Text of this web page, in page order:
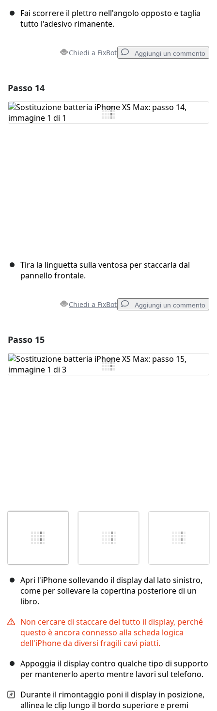
Fai scorrere il plettro nell'angolo opposto e taglia
tutto l'adesivo rimanente.
Chiedi a FixBot Aggiungi un commento
Aggiungi Commento
Passo 14
Tira la linguetta sulla ventosa per staccarla dal
pannello frontale.
Chiedi a FixBot Aggiungi un commento
Aggiungi Commento
Passo 15
Apri l'iPhone sollevando il display dal lato sinistro,
come per sollevare la copertina posteriore di un
libro.
Non cercare di staccare del tutto il display, perché
questo è ancora connesso alla scheda logica
dell'iPhone da diversi fragili cavi piatti.
Appoggia il display contro qualche tipo di supporto
per mantenerlo aperto mentre lavori sul telefono.
Durante il rimontaggio poni il display in posizione,
allinea le clip lungo il bordo superiore e premi